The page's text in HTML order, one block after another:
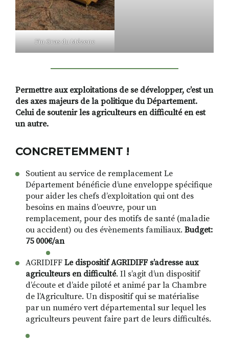
Fin Gras du Mézenc
Permettre aux exploitations de se développer, c’est un
des axes majeurs de la politique du Département.
Celui de soutenir les agriculteurs en difficulté en est
un autre.
CONCRETEMMENT !
Soutient au service de remplacement Le
Département bénéficie d’une enveloppe spécifique
pour aider les chefs d’exploitation qui ont des
besoins en mains d’oeuvre, pour un
remplacement, pour des motifs de santé (maladie
ou accident) ou des évènements familiaux. Budget:
75 000€/an
AGRIDIFF Le dispositif AGRIDIFF s’adresse aux
agriculteurs en difficulté. Il s’agit d’un dispositif
d’écoute et d’aide piloté et animé par la Chambre
de l’Agriculture. Un dispositif qui se matérialise
par un numéro vert départemental sur lequel les
agriculteurs peuvent faire part de leurs difficultés.